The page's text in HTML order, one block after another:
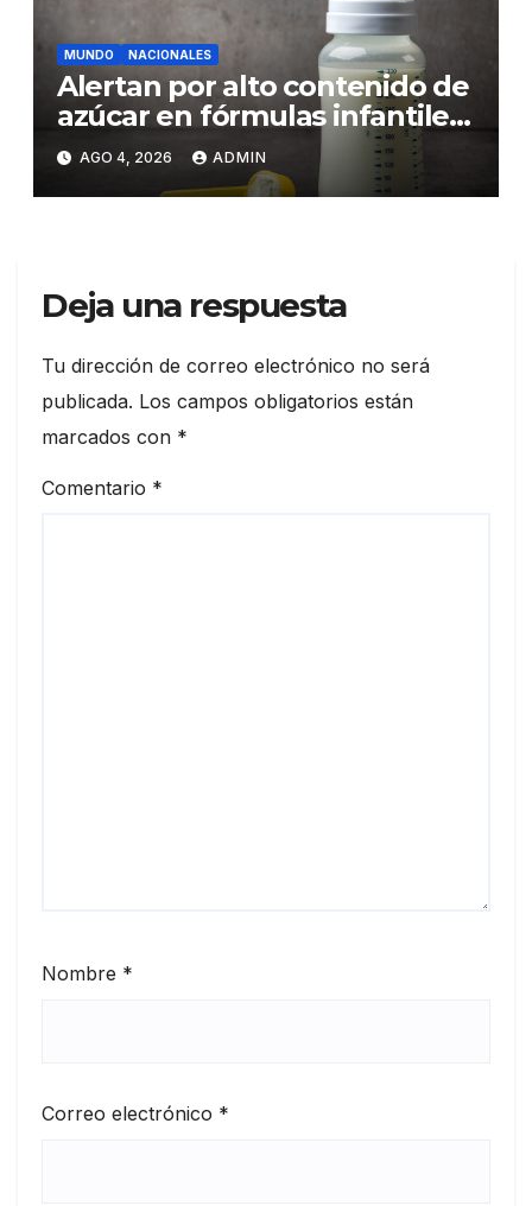
MUNDO NACIONALES
Alertan por alto contenido de
azúcar en fórmulas infantiles
y sus riesgos para la salud de
los bebés
AGO 4, 2026 ADMIN
Deja una respuesta
Tu dirección de correo electrónico no será
publicada. Los campos obligatorios están
marcados con *
Comentario *
Nombre *
Correo electrónico *